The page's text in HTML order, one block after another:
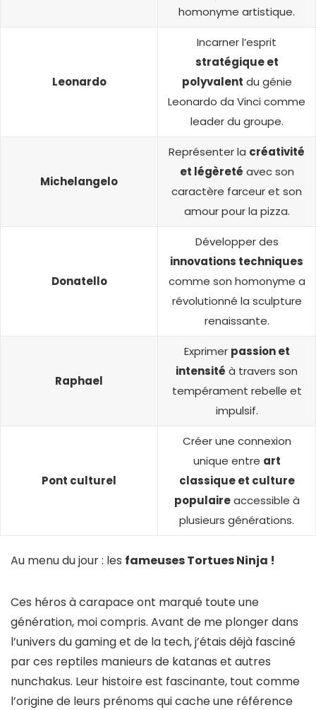
homonyme artistique.
Leonardo
Incarner l’esprit
stratégique et
polyvalent du génie
Leonardo da Vinci comme
leader du groupe.
Michelangelo
Représenter la créativité
et légèreté avec son
caractère farceur et son
amour pour la pizza.
Donatello
Développer des
innovations techniques
comme son homonyme a
révolutionné la sculpture
renaissante.
Raphael
Exprimer passion et
intensité à travers son
tempérament rebelle et
impulsif.
Pont culturel
Créer une connexion
unique entre art
classique et culture
populaireaccessible à
plusieurs générations.
Au menu du jour : les fameuses Tortues Ninja !
Ces héros à carapace ont marqué toute une
génération, moi compris. Avant de me plonger dans
l’univers du gaming et de la tech, j’étais déjà fasciné
par ces reptiles manieurs de katanas et autres
nunchakus. Leur histoire est fascinante, tout comme
l’origine de leurs prénoms qui cache une référence